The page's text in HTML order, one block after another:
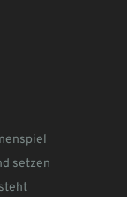
setzen